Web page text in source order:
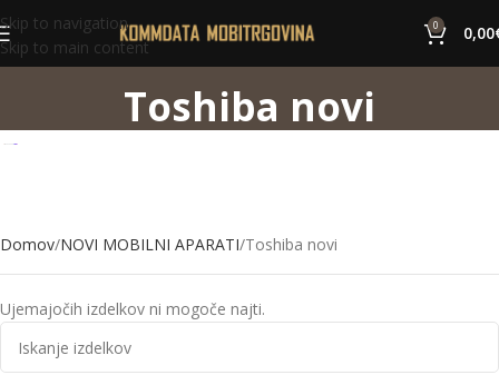
Skip to navigation
Skip to main content
0 0,00
Toshiba novi
Domov NOVI MOBILNI APARATI Toshiba novi
Ujemajočih izdelkov ni mogoče najti.